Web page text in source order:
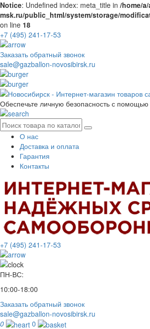
Notice: Undefined index: meta_title in /home/
msk.ru/public_html/system/storage/
on line 18
+7 (495) 241-17-53
Заказать обратный звонок
sale@gazballon-novosibirsk.ru
Обеспечьте личную безопасность с
О нас
Доставка и оплата
Гарантия
Контакты
+7 (495) 241-17-53
ПН-ВС:
10:00-18:00
Заказать обратный звонок
sale@gazballon-novosibirsk.ru
0
0